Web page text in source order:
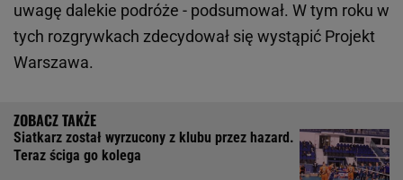
uwagę dalekie podróże - podsumował. W tym roku w
tych rozgrywkach zdecydował się wystąpić Projekt
Warszawa.
Siatkarz został wyrzucony z klubu przez hazard.
Teraz ściga go kolega